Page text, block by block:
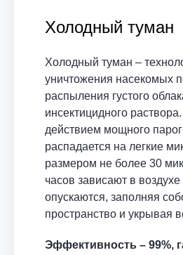
Холодный туман
Холодный туман –
уничтожения насекомых
распыления густого
инсектицидного
действием мощного
распадается на легкие
размером не более 30
часов зависают в
опускаются, заполняя
пространство и укрывая
Эффективность – 99%,